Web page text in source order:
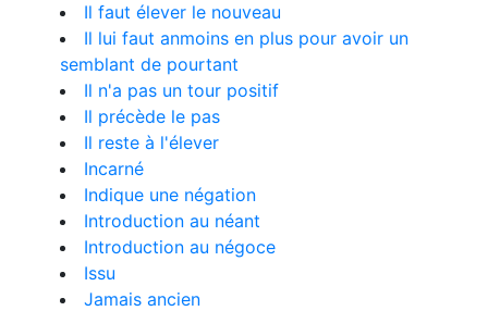
Il faut élever le nouveau
Il lui faut anmoins en plus pour avoir un
semblant de pourtant
Il n'a pas un tour positif
Il précède le pas
Il reste à l'élever
Incarné
Indique une négation
Introduction au néant
Introduction au négoce
Issu
Jamais ancien